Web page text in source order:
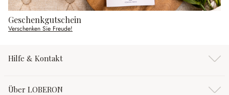
Geschenkgutschein
Verschenken Sie Freude!
Hilfe & Kontakt
Über LOBERON